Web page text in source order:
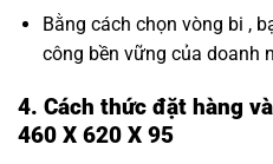
Bằng cách chọn vòng bi ,
công bền vững của doanh
4. Cách thức đặt hàng
460 X 620 X 95